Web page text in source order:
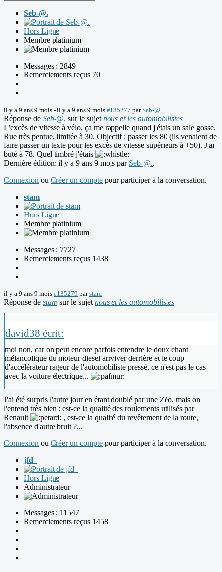
Seb-@.
Hors Ligne
Membre platinium
Messages : 2849
Remerciements reçus 70
il y a 9 ans 9 mois - il y a 9 ans 9 mois #135277 parSeb-@.
Réponse de Seb-@. sur le sujet nous et les automobilistes
L'excès de vitesse à vélo, ça me rappelle quand j'étais un sale gosse.
Rue très pentue, limitée à 30. Objectif : passer les 80 (ils venaient de
faire passer un texte pour les excès de vitesse supérieurs à +50). J'ai
buté à 78. Quel timbré j'étais
Dernière édition: il y a 9 ans 9 mois par Seb-@..
Connexion ou Créer un compte pour participer à la conversation.
stam
Hors Ligne
Membre platinium
Messages : 7727
Remerciements reçus 1438
il y a 9 ans 9 mois #135279 parstam
Réponse de stam sur le sujet nous et les automobilistes
david38 écrit:
moi non, car on peut encore parfois entendre le doux chant
mélancolique du moteur diesel arrviver derrière et le coup
d'accélérateur rageur de l'automobiliste pressé, ce n'est pas le cas
avec la voiture électrique...
J'ai été surpris l'autre jour en étant doublé par une Zéo, mais on
l'entend très bien : est-ce la qualité des roulements utilisés par
Renault
, est-ce la qualité du revêtement de la route,
l'absence d'autre bruit ?...
Connexion ou Créer un compte pour participer à la conversation.
jfd_
Hors Ligne
Administrateur
Messages : 11547
Remerciements reçus 1458